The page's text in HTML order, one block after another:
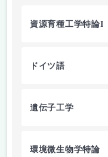
資源育種工学特論I
ドイツ語
遺伝子工学
環境微生物学特論